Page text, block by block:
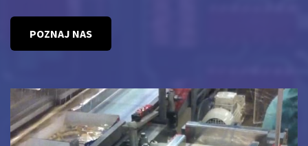
POZNAJ NAS